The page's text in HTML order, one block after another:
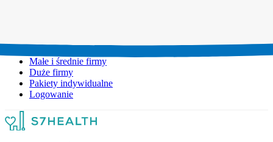
Małe i średnie firmy
Duże firmy
Pakiety indywidualne
Logowanie